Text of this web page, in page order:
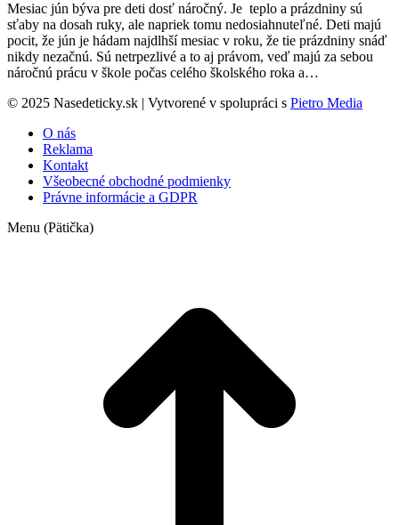
Mesiac jún býva pre deti dosť náročný. Je teplo a prázdniny sú
sťaby na dosah ruky, ale napriek tomu nedosiahnuteľné. Deti majú
pocit, že jún je hádam najdlhší mesiac v roku, že tie prázdniny snáď
nikdy nezačnú. Sú netrpezlivé a to aj právom, veď majú za sebou
náročnú prácu v škole počas celého školského roka a…
© 2025 Nasedeticky.sk | Vytvorené v spolupráci s Pietro Media
O nás
Reklama
Kontakt
Všeobecné obchodné podmienky
Právne informácie a GDPR
Menu (Pätička)